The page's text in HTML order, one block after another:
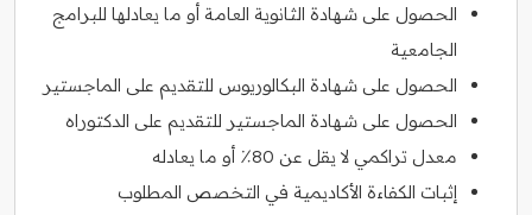
الحصول على شهادة الثانوية العامة أو ما يعادلها للبرامج
الجامعية
الحصول على شهادة البكالوريوس للتقديم على الماجستير
الحصول على شهادة الماجستير للتقديم على الدكتوراه
معدل تراكمي لا يقل عن 80٪ أو ما يعادله
إثبات الكفاءة الأكاديمية في التخصص المطلوب